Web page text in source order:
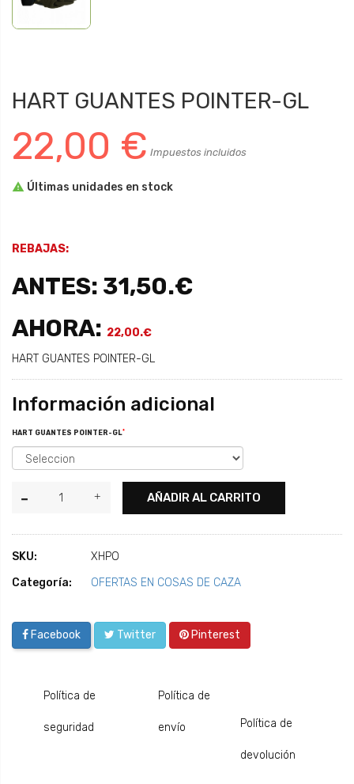
HART GUANTES POINTER-GL
22,00 € Impuestos incluidos
 Últimas unidades en stock
REBAJAS:
ANTES: 31,50.€
AHORA: 22,00.€
HART GUANTES POINTER-GL
Información adicional
HART GUANTES POINTER-GL*
AÑADIR AL CARRITO
SKU:
XHPO
Categoría:
OFERTAS EN COSAS DE CAZA
Facebook Twitter Pinterest
Política de
seguridad
Política de
envío Política de
devolución